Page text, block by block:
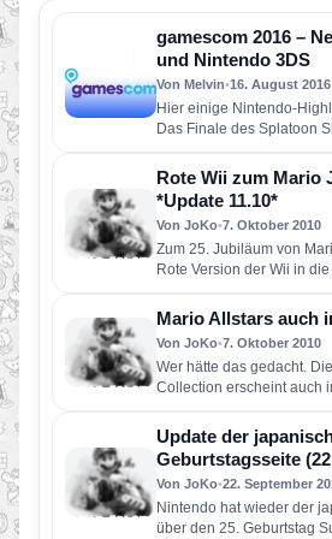
gamescom 2016 –
und Nintendo 3DS
Von Melvin•16. August 2016
Hier einige Nintendo-
Das Finale des Splatoon
neue Spiele-Hits wie YO-
Rote Wii zum Mario
*Update 11.10*
Von JoKo•7. Oktober 2010
Zum 25. Jubiläum von
Rote Version der Wii in
Verkaufsregalen. Ab
Mario Allstars auch
Von JoKo•7. Oktober 2010
Wer hätte das gedacht.
Collection erscheint auch
der japanische Version…
Update der
Geburtstagsseite
Von JoKo•22. September
Nintendo hat wieder der
über den 25. Geburtstag